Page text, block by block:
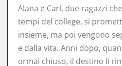
Alana e Carl, due ragazzi
tempi del college, si
insieme, ma poi vengono
e dalla vita. Anni dopo,
ormai chiuso, il destino li